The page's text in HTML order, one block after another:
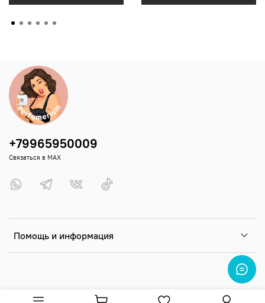
Помощь и информация
+79965950009
Связаться в MAX